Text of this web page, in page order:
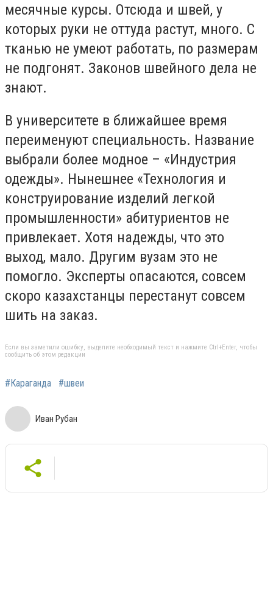
месячные курсы. Отсюда и швей, у
которых руки не оттуда растут, много. С
тканью не умеют работать, по размерам
не подгонят. Законов швейного дела не
знают.
В университете в ближайшее время
переименуют специальность. Название
выбрали более модное – «Индустрия
одежды». Нынешнее «Технология и
конструирование изделий легкой
промышленности» абитуриентов не
привлекает. Хотя надежды, что это
выход, мало. Другим вузам это не
помогло. Эксперты опасаются, совсем
скоро казахстанцы перестанут совсем
шить на заказ.
Если вы заметили ошибку, выделите необходимый текст и нажмите Ctrl+Enter, чтобы
сообщить об этом редакции
#Караганда #швеи
Иван Рубан